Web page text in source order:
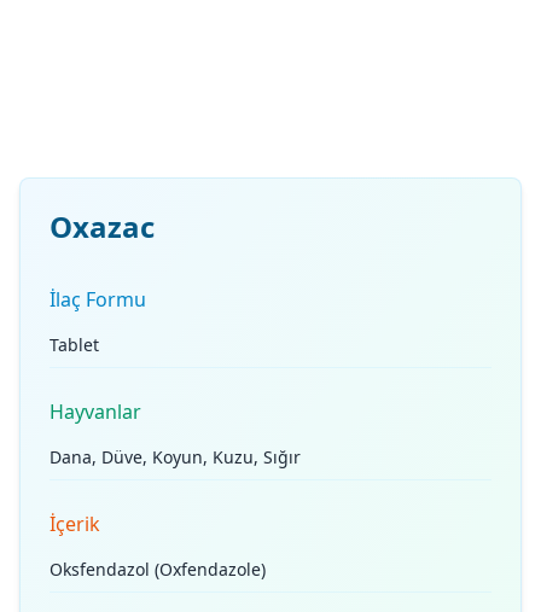
Oxazac
İlaç Formu
Tablet
Hayvanlar
Dana, Düve, Koyun, Kuzu, Sığır
İçerik
Oksfendazol (Oxfendazole)